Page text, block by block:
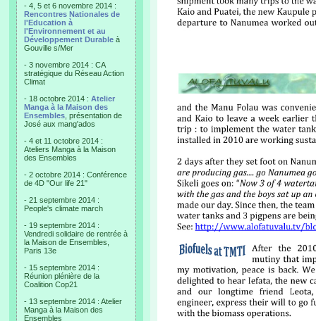
- 4, 5 et 6 novembre 2014 :
Rencontres Nationales de
l'Education à
l'Environnement et au
Développement Durable à
Gouville s/Mer
- 3 novembre 2014 : CA
stratégique du Réseau Action
Climat
- 18 octobre 2014 : Atelier
Manga à la Maison des
Ensembles , présentation de
José aux mang'ados
- 4 et 11 octobre 2014 :
Ateliers Manga à la Maison
des Ensembles
- 2 octobre 2014 : Conférence
de 4D "Our life 21"
- 21 septembre 2014 :
People's climate march
- 19 septembre 2014 :
Vendredi solidaire de rentrée à
la Maison de Ensembles,
Paris 13e
- 15 septembre 2014 :
Réunion plénière de la
Coalition Cop21
- 13 septembre 2014 : Atelier
Manga à la Maison des
Ensembles